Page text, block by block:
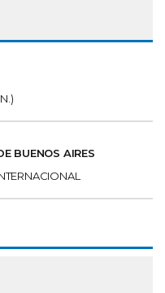
BUENOS AIRES